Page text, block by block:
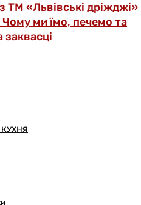
ТМ «Львівські дріжджі»
ми їмо, печемо та
заквасці